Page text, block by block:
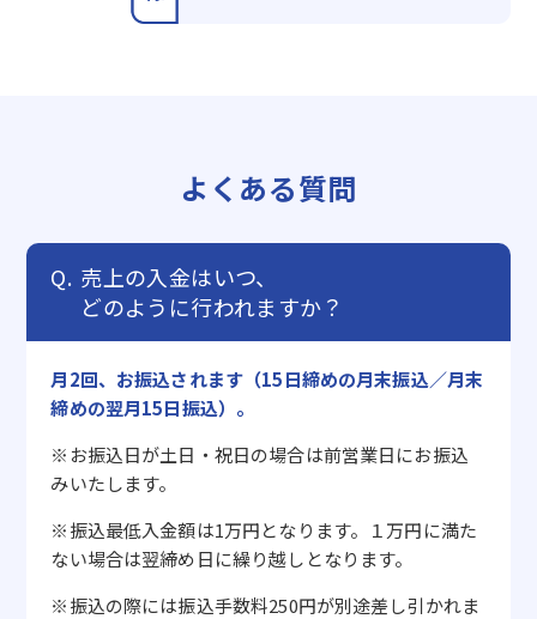
よくある質問
売上の入金はいつ、
どのように行われますか？
月2回、お振込されます（15日締めの月末振込／月末
締めの翌月15日振込）。
※お振込日が土日・祝日の場合は前営業日にお振込
みいたします。
※振込最低入金額は1万円となります。１万円に満た
ない場合は翌締め日に繰り越しとなります。
※振込の際には振込手数料250円が別途差し引かれま